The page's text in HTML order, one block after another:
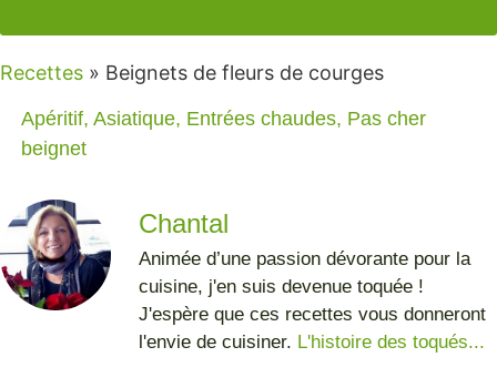
Recettes » Beignets de fleurs de courges
Apéritif, Asiatique, Entrées chaudes, Pas cher
beignet
Chantal
Animée d’une passion dévorante pour la
cuisine, j'en suis devenue toquée !
J'espère que ces recettes vous donneront
l'envie de cuisiner. L'histoire des toqués...